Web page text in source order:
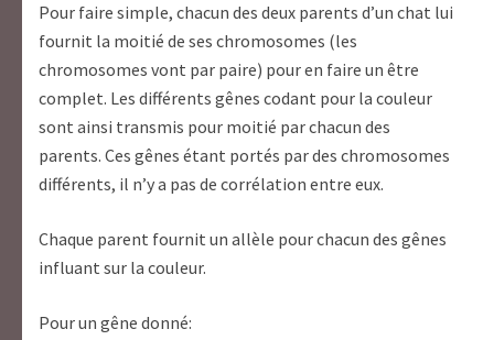
Pour faire simple, chacun des deux parents d’un chat lui
fournit la moitié de ses chromosomes (les
chromosomes vont par paire) pour en faire un être
complet. Les différents gênes codant pour la couleur
sont ainsi transmis pour moitié par chacun des
parents. Ces gênes étant portés par des chromosomes
différents, il n’y a pas de corrélation entre eux.
Chaque parent fournit un allèle pour chacun des gênes
influant sur la couleur.
Pour un gêne donné: